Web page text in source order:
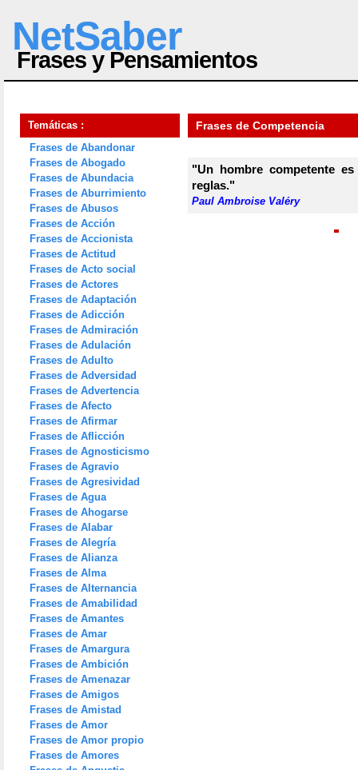
NetSaber
Frases y Pensamientos
Temáticas :
Frases de Abandonar
Frases de Abogado
Frases de Abundacia
Frases de Aburrimiento
Frases de Abusos
Frases de Acción
Frases de Accionista
Frases de Actitud
Frases de Acto social
Frases de Actores
Frases de Adaptación
Frases de Adicción
Frases de Admiración
Frases de Adulación
Frases de Adulto
Frases de Adversidad
Frases de Advertencia
Frases de Afecto
Frases de Afirmar
Frases de Aflicción
Frases de Agnosticismo
Frases de Agravio
Frases de Agresividad
Frases de Agua
Frases de Ahogarse
Frases de Alabar
Frases de Alegría
Frases de Alianza
Frases de Alma
Frases de Alternancia
Frases de Amabilidad
Frases de Amantes
Frases de Amar
Frases de Amargura
Frases de Ambición
Frases de Amenazar
Frases de Amigos
Frases de Amistad
Frases de Amor
Frases de Amor propio
Frases de Amores
Frases de Competencia
"Un hombre competente
reglas."
Paul Ambroise Valéry